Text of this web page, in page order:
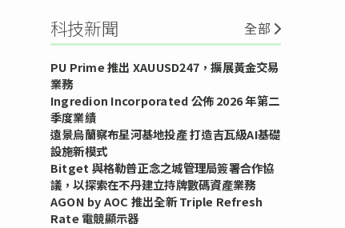
科技新聞 全部
PU Prime 推出 XAUUSD247，擴展黃金交易
業務
Ingredion Incorporated 公佈 2026 年第二
季度業績
遠景烏蘭察布星河基地投產 打造吉瓦級AI基礎
設施新模式
Bitget 與格勒普正念之城管理局簽署合作協
議，以探索在不丹建立持牌數碼資產業務
AGON by AOC 推出全新 Triple Refresh
Rate 電競顯示器